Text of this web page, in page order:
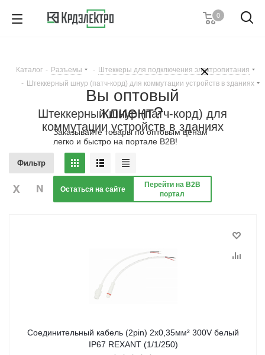
0
8 (800) 555-53-20
Пн-Пт с 8:00-17:00
Заказать звонок
Каталог - Разъемы - Штеккеры для подключения электропитания
- Штеккерный шнур (патч-корд) для коммутации устройств в зданиях
Штеккерный шнур (патч-корд) для
коммутации устройств в зданиях
Фильтр
Соединительный кабель (2pin) 2х0,35мм² 300V белый
IP67 REXANT (1/1/250)
Вы оптовый
клиент?
Заказывайте товары по оптовым ценам
легко и быстро на портале B2B!
Остаться на сайте
Перейти на B2B
портал